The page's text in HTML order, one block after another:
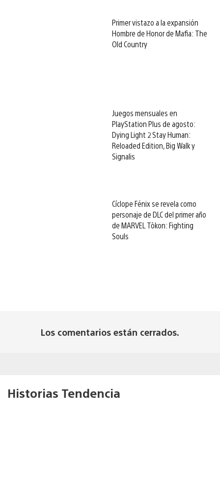
Primer vistazo a la expansión
Hombre de Honor de Mafia: The
Old Country
Juegos mensuales en
PlayStation Plus de agosto:
Dying Light 2 Stay Human:
Reloaded Edition, Big Walk y
Signalis
Cíclope Fénix se revela como
personaje de DLC del primer año
de MARVEL Tōkon: Fighting
Souls
Los comentarios están cerrados.
Historias Tendencia